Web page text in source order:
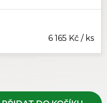
6 165 Kč / ks